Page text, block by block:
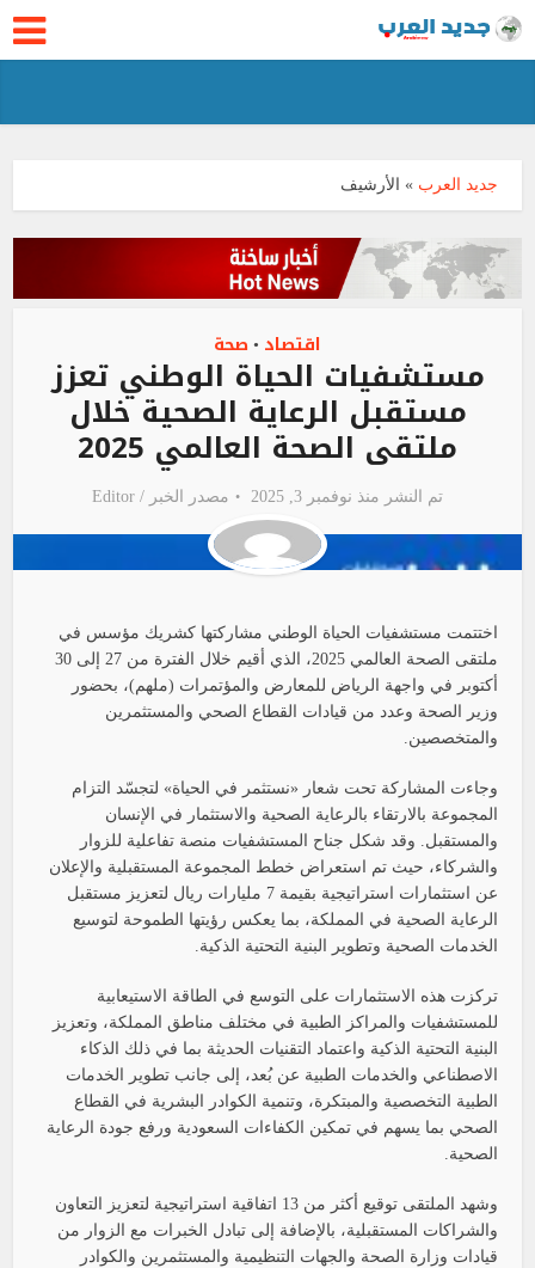
جديد العرب » الأرشيف
اقتصاد • صحة
مستشفيات الحياة الوطني تعزز
مستقبل الرعاية الصحية خلال
ملتقى الصحة العالمي 2025
تم النشر منذ نوفمبر 3, 2025 مصدر الخبر / Editor
اختتمت مستشفيات الحياة الوطني مشاركتها كشريك مؤسس في
ملتقى الصحة العالمي 2025، الذي أقيم خلال الفترة من 27 إلى 30
أكتوبر في واجهة الرياض للمعارض والمؤتمرات (ملهم)، بحضور
وزير الصحة وعدد من قيادات القطاع الصحي والمستثمرين
والمتخصصين.
وجاءت المشاركة تحت شعار «نستثمر في الحياة» لتجسّد التزام
المجموعة بالارتقاء بالرعاية الصحية والاستثمار في الإنسان
والمستقبل. وقد شكل جناح المستشفيات منصة تفاعلية للزوار
والشركاء، حيث تم استعراض خطط المجموعة المستقبلية والإعلان
عن استثمارات استراتيجية بقيمة 7 مليارات ريال لتعزيز مستقبل
الرعاية الصحية في المملكة، بما يعكس رؤيتها الطموحة لتوسيع
الخدمات الصحية وتطوير البنية التحتية الذكية.
تركزت هذه الاستثمارات على التوسع في الطاقة الاستيعابية
للمستشفيات والمراكز الطبية في مختلف مناطق المملكة، وتعزيز
البنية التحتية الذكية واعتماد التقنيات الحديثة بما في ذلك الذكاء
الاصطناعي والخدمات الطبية عن بُعد، إلى جانب تطوير الخدمات
الطبية التخصصية والمبتكرة، وتنمية الكوادر البشرية في القطاع
الصحي بما يسهم في تمكين الكفاءات السعودية ورفع جودة الرعاية
الصحية.
وشهد الملتقى توقيع أكثر من 13 اتفاقية استراتيجية لتعزيز التعاون
والشراكات المستقبلية، بالإضافة إلى تبادل الخبرات مع الزوار من
قيادات وزارة الصحة والجهات التنظيمية والمستثمرين والكوادر